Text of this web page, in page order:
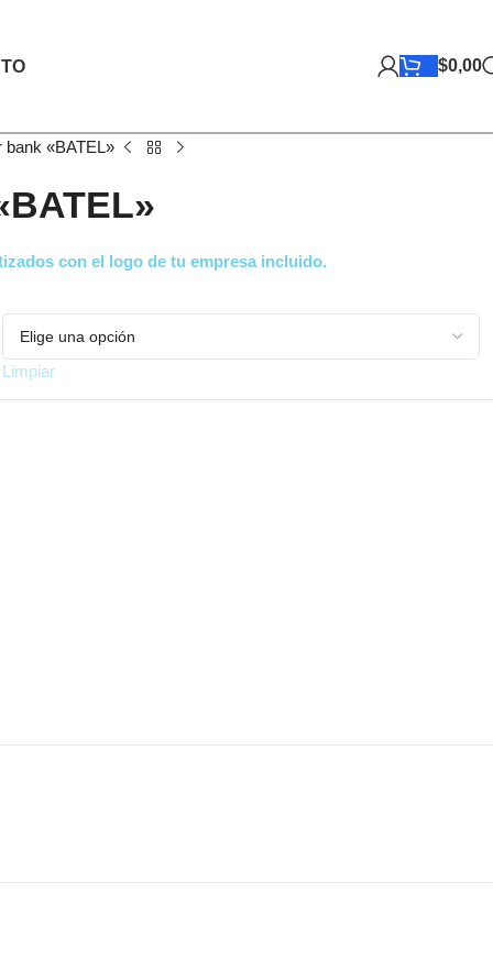
$0,00
bank «BATEL»
con el logo de tu empresa incluido.
Limpiar